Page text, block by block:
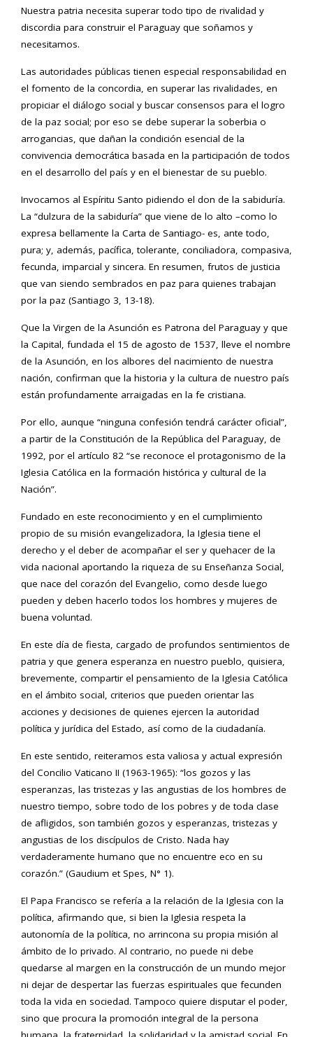
Nuestra patria necesita superar todo tipo de rivalidad y
discordia para construir el Paraguay que soñamos y
necesitamos.
Las autoridades públicas tienen especial responsabilidad en
el fomento de la concordia, en superar las rivalidades, en
propiciar el diálogo social y buscar consensos para el logro
de la paz social; por eso se debe superar la soberbia o
arrogancias, que dañan la condición esencial de la
convivencia democrática basada en la participación de todos
en el desarrollo del país y en el bienestar de su pueblo.
Invocamos al Espíritu Santo pidiendo el don de la sabiduría.
La “dulzura de la sabiduría” que viene de lo alto –como lo
expresa bellamente la Carta de Santiago- es, ante todo,
pura; y, además, pacífica, tolerante, conciliadora, compasiva,
fecunda, imparcial y sincera. En resumen, frutos de justicia
que van siendo sembrados en paz para quienes trabajan
por la paz (Santiago 3, 13-18).
Que la Virgen de la Asunción es Patrona del Paraguay y que
la Capital, fundada el 15 de agosto de 1537, lleve el nombre
de la Asunción, en los albores del nacimiento de nuestra
nación, confirman que la historia y la cultura de nuestro país
están profundamente arraigadas en la fe cristiana.
Por ello, aunque “ninguna confesión tendrá carácter oficial”,
a partir de la Constitución de la República del Paraguay, de
1992, por el artículo 82 “se reconoce el protagonismo de la
Iglesia Católica en la formación histórica y cultural de la
Nación”.
Fundado en este reconocimiento y en el cumplimiento
propio de su misión evangelizadora, la Iglesia tiene el
derecho y el deber de acompañar el ser y quehacer de la
vida nacional aportando la riqueza de su Enseñanza Social,
que nace del corazón del Evangelio, como desde luego
pueden y deben hacerlo todos los hombres y mujeres de
buena voluntad.
En este día de fiesta, cargado de profundos sentimientos de
patria y que genera esperanza en nuestro pueblo, quisiera,
brevemente, compartir el pensamiento de la Iglesia Católica
en el ámbito social, criterios que pueden orientar las
acciones y decisiones de quienes ejercen la autoridad
política y jurídica del Estado, así como de la ciudadanía.
En este sentido, reiteramos esta valiosa y actual expresión
del Concilio Vaticano II (1963-1965): “los gozos y las
esperanzas, las tristezas y las angustias de los hombres de
nuestro tiempo, sobre todo de los pobres y de toda clase
de afligidos, son también gozos y esperanzas, tristezas y
angustias de los discípulos de Cristo. Nada hay
verdaderamente humano que no encuentre eco en su
corazón.” (Gaudium et Spes, N° 1).
El Papa Francisco se refería a la relación de la Iglesia con la
política, afirmando que, si bien la Iglesia respeta la
autonomía de la política, no arrincona su propia misión al
ámbito de lo privado. Al contrario, no puede ni debe
quedarse al margen en la construcción de un mundo mejor
ni dejar de despertar las fuerzas espirituales que fecunden
toda la vida en sociedad. Tampoco quiere disputar el poder,
sino que procura la promoción integral de la persona